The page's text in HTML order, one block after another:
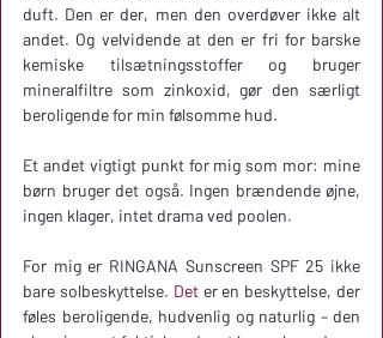
duft. Den er der, men den overdøver ikke alt
andet. Og velvidende at den er fri for barske
kemiske tilsætningsstoffer og bruger
mineralfiltre som zinkoxid, gør den særligt
beroligende for min følsomme hud.
Et andet vigtigt punkt for mig som mor: mine
børn bruger det også. Ingen brændende øjne,
ingen klager, intet drama ved poolen.
For mig er RINGANA Sunscreen SPF 25 ikke
bare solbeskyttelse. Det er en beskyttelse, der
føles beroligende, hudvenlig og naturlig – den